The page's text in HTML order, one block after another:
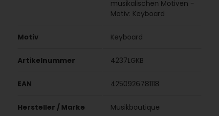
musikalischen Motiven -
Motiv: Keyboard
Motiv Keyboard
Artikelnummer 4237LGKB
EAN 4250926781118
Hersteller / Marke Musikboutique